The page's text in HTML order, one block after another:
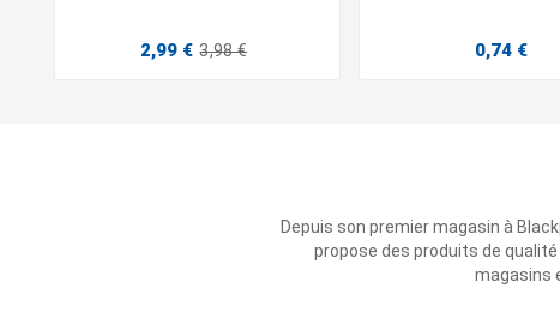
2,99 € 3,98 € 0,74 €
Depuis son premier magasin à
propose des produits de
magasins